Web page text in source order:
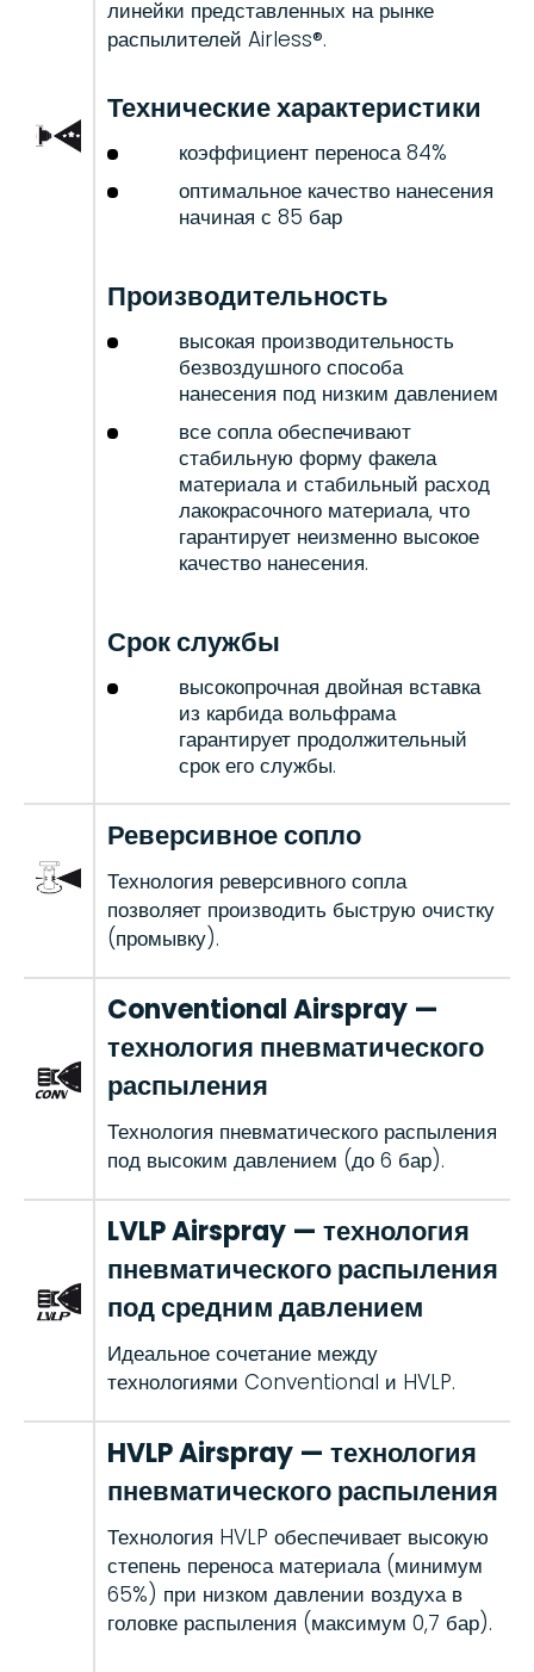
линейки представленных на рынке
распылителей Airless®.
Технические характеристики
коэффициент переноса 84%
оптимальное качество нанесения
начиная с 85 бар
Производительность
высокая производительность
безвоздушного способа
нанесения под низким давлением
все сопла обеспечивают
стабильную форму факела
материала и стабильный расход
лакокрасочного материала, что
гарантирует неизменно высокое
качество нанесения.
Срок службы
высокопрочная двойная вставка
из карбида вольфрама
гарантирует продолжительный
срок его службы.
Реверсивное сопло
Технология реверсивного сопла
позволяет производить быструю очистку
(промывку).
Conventional Airspray —
технология пневматического
распыления
Технология пневматического распыления
под высоким давлением (до 6 бар).
LVLP Airspray — технология
пневматического распыления
под средним давлением
Идеальное сочетание между
технологиями Conventional и HVLP.
HVLP Airspray — технология
пневматического распыления
Технология HVLP обеспечивает высокую
степень переноса материала (минимум
65%) при низком давлении воздуха в
головке распыления (максимум 0,7 бар).